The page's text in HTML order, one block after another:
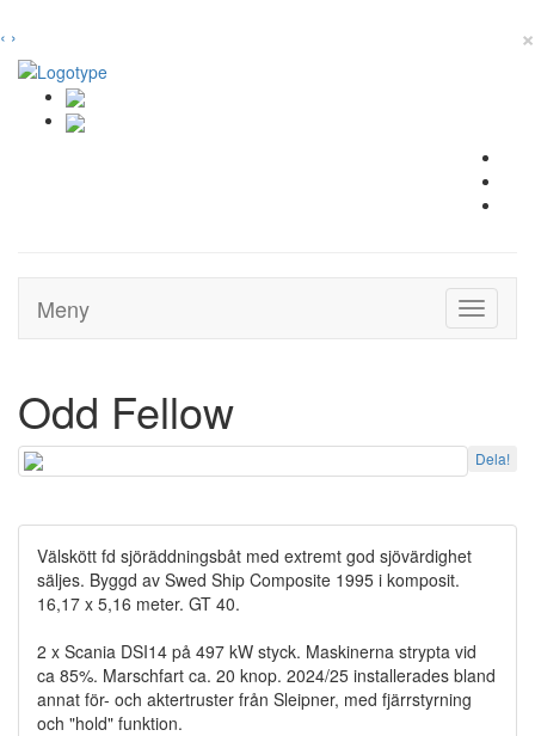
‹ › ×
Toggle
Meny
Odd Fellow
Dela!
Välskött fd sjöräddningsbåt med extremt god sjövärdighet
säljes. Byggd av Swed Ship Composite 1995 i komposit.
16,17 x 5,16 meter. GT 40.
2 x Scania DSI14 på 497 kW styck. Maskinerna strypta vid
ca 85%. Marschfart ca. 20 knop. 2024/25 installerades bland
annat för- och aktertruster från Sleipner, med fjärrstyrning
och "hold" funktion.